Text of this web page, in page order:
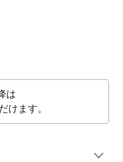
は
けます。